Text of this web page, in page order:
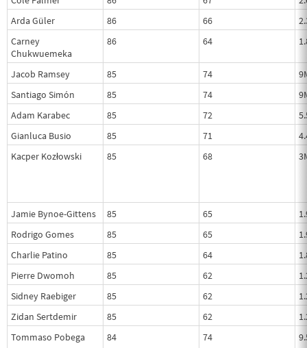
Arda Güler
86 66
Carney
Chukwuemeka
86 64
Jacob Ramsey 85 74
Santiago Simón
85 74
Adam Karabec
85 72
Gianluca Busio
85 71
Kacper Kozłowski
85 68
Jamie Bynoe-Gittens 85 65
Rodrigo Gomes
85 65
Charlie Patino
85 64
Pierre Dwomoh
85 62
Sidney Raebiger
85 62
Zidan Sertdemir
85 62
Tommaso Pobega
84 74